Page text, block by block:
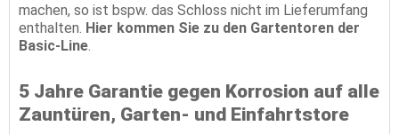
machen, so ist bspw. das Schloss nicht im Lieferumfang
enthalten. Hier kommen Sie zu den Gartentoren der
Basic-Line.
5 Jahre Garantie gegen Korrosion auf alle
Zauntüren, Garten- und Einfahrtstore